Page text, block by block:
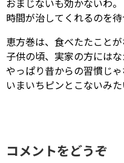
時間が治してくれるのを待
恵方巻は、食べたたことが
子供の頃、実家の方にはな
やっぱり昔からの習慣じゃ
いまいちピンとこないみた
コメントをどうぞ